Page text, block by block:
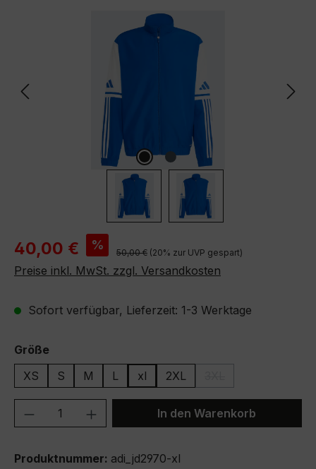
Bildergalerie überspringen
Verkaufspreis:
40,00 € % Regulärer Preis:
50,00 € (20% zur UVP gespart)
Preise inkl. MwSt. zzgl. Versandkosten
Sofort verfügbar, Lieferzeit: 1-3 Werktage
Größeauswählen
XS
S M L xl 2XL
Produkt Anzahl: Gib denIn den Warenkorb
Produktnummer: adi_jd2970-xl